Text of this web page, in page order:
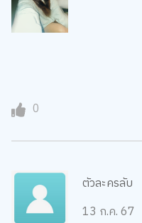
0
ตัวละครลับ
13 ก.ค. 67